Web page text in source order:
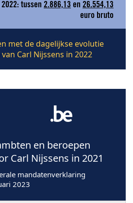
tussen 2.886,13 en 26.554,13
euro bruto
met de dagelijkse evolutie
Carl Nijssens in 2022
en beroepen
Carl Nijssens in 2021
mandatenverklaring
2023